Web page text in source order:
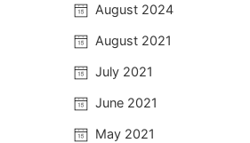
August 2024
August 2021
July 2021
June 2021
May 2021